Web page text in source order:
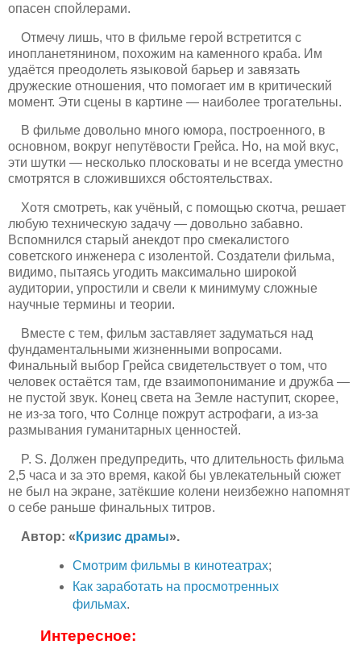
опасен спойлерами.
Отмечу лишь, что в фильме герой встретится с
инопланетянином, похожим на каменного краба. Им
удаётся преодолеть языковой барьер и завязать
дружеские отношения, что помогает им в критический
момент. Эти сцены в картине — наиболее трогательны.
В фильме довольно много юмора, построенного, в
основном, вокруг непутёвости Грейса. Но, на мой вкус,
эти шутки — несколько плосковаты и не всегда уместно
смотрятся в сложившихся обстоятельствах.
Хотя смотреть, как учёный, с помощью скотча, решает
любую техническую задачу — довольно забавно.
Вспомнился старый анекдот про смекалистого
советского инженера с изолентой. Создатели фильма,
видимо, пытаясь угодить максимально широкой
аудитории, упростили и свели к минимуму сложные
научные термины и теории.
Вместе с тем, фильм заставляет задуматься над
фундаментальными жизненными вопросами.
Финальный выбор Грейса свидетельствует о том, что
человек остаётся там, где взаимопонимание и дружба —
не пустой звук. Конец света на Земле наступит, скорее,
не из-за того, что Солнце пожрут астрофаги, а из-за
размывания гуманитарных ценностей.
P. S. Должен предупредить, что длительность фильма
2,5 часа и за это время, какой бы увлекательный сюжет
не был на экране, затёкшие колени неизбежно напомнят
о себе раньше финальных титров.
Автор: « Кризис драмы».
Смотрим фильмы в кинотеатрах;
Как заработать на просмотренных
фильмах.
Интересное: